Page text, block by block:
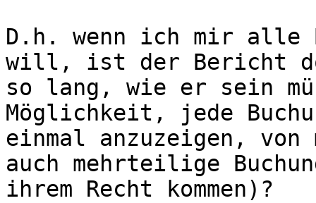
D.h. wenn ich mir alle
will, ist der Bericht
so lang, wie er sein
Möglichkeit, jede
einmal anzuzeigen,
auch mehrteilige
ihrem Recht kommen)?